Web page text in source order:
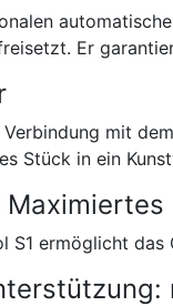
Er
mit
Stück in ein
S1 ermöglicht